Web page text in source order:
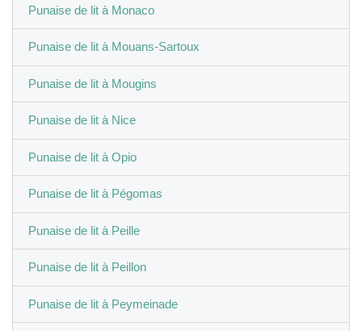
Punaise de lit à Monaco
Punaise de lit à Mouans-Sartoux
Punaise de lit à Mougins
Punaise de lit à Nice
Punaise de lit à Opio
Punaise de lit à Pégomas
Punaise de lit à Peille
Punaise de lit à Peillon
Punaise de lit à Peymeinade